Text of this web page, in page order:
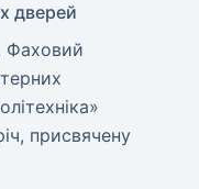
дверей
Фаховий
присвячену